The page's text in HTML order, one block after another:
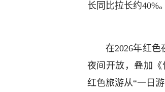
长同比拉长约40%。
在2026年红色
夜间开放，叠加
红色旅游从“一日游